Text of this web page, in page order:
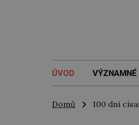
ÚVOD
Domů 100 dní